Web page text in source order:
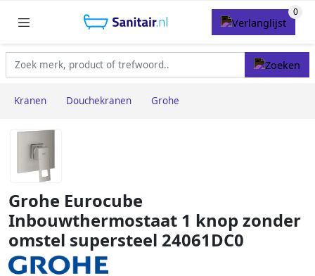
Kranen Douchekranen Grohe
Grohe Eurocube
Inbouwthermostaat 1 knop zonder
omstel supersteel 24061DC0